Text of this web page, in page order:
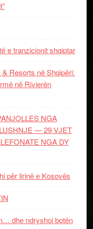
e tranzicionit shqiptar
Resorts në Shqipëri:
në Rivierën
NGA
— 29 VJET
NGA DY
për lirinë e Kosovës
dhe ndryshoi botën